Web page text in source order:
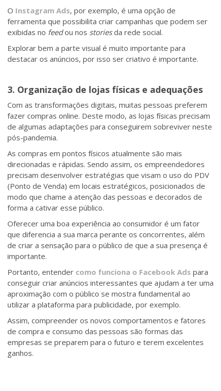
O Instagram Ads, por exemplo, é uma opção de
ferramenta que possibilita criar campanhas que podem ser
exibidas no feedou nos storiesda rede social.
Explorar bem a parte visual é muito importante para
destacar os anúncios, por isso ser criativo é importante.
3. Organização de lojas físicas e adequações
Com as transformações digitais, muitas pessoas preferem
fazer compras online. Deste modo, as lojas físicas precisam
de algumas adaptações para conseguirem sobreviver neste
pós-pandemia.
As compras em pontos físicos atualmente são mais
direcionadas e rápidas. Sendo assim, os empreendedores
precisam desenvolver estratégias que visam o uso do PDV
(Ponto de Venda) em locais estratégicos, posicionados de
modo que chame a atenção das pessoas e decorados de
forma a cativar esse público.
Oferecer uma boa experiência ao consumidor é um fator
que diferencia a sua marca perante os concorrentes, além
de criar a sensação para o público de que a sua presença é
importante.
Portanto, entender como funciona o Facebook Ads para
conseguir criar anúncios interessantes que ajudam a ter uma
aproximação com o público se mostra fundamental ao
utilizar a plataforma para publicidade, por exemplo.
Assim, compreender os novos comportamentos e fatores
de compra e consumo das pessoas são formas das
empresas se preparem para o futuro e terem excelentes
ganhos.